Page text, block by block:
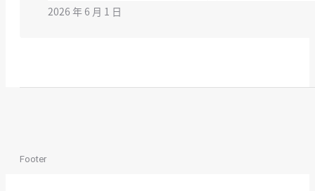
2026 年 6 月 1 日
Footer